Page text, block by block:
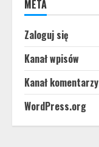
META
Zaloguj się
Kanał wpisów
Kanał komentarzy
WordPress.org